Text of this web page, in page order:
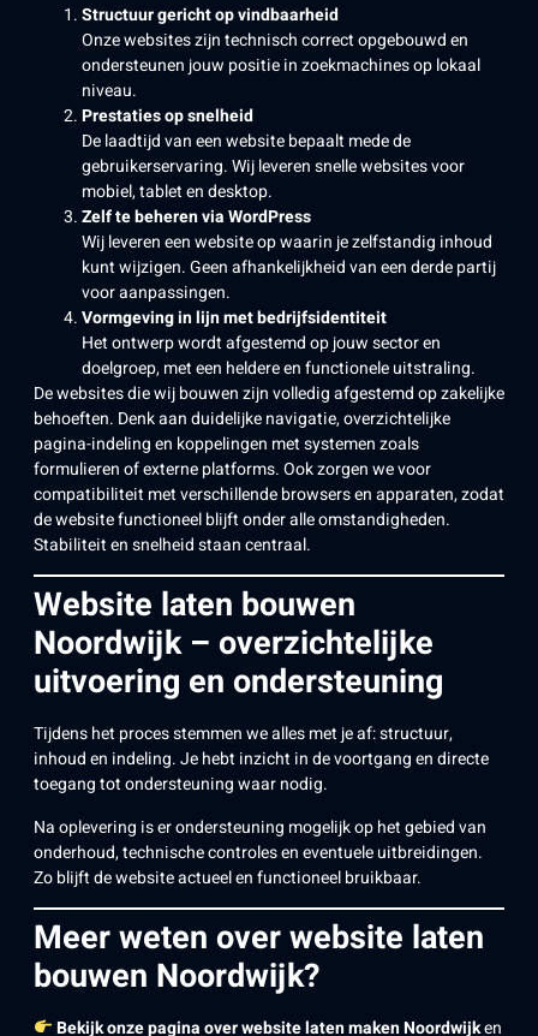
Structuur gericht op vindbaarheid
Onze websites zijn technisch correct opgebouwd en
ondersteunen jouw positie in zoekmachines op lokaal
niveau.
Prestaties op snelheid
De laadtijd van een website bepaalt mede de
gebruikerservaring. Wij leveren snelle websites voor
mobiel, tablet en desktop.
Zelf te beheren via WordPress
Wij leveren een website op waarin je zelfstandig inhoud
kunt wijzigen. Geen afhankelijkheid van een derde partij
voor aanpassingen.
Vormgeving in lijn met bedrijfsidentiteit
Het ontwerp wordt afgestemd op jouw sector en
doelgroep, met een heldere en functionele uitstraling.
De websites die wij bouwen zijn volledig afgestemd op zakelijke
behoeften. Denk aan duidelijke navigatie, overzichtelijke
pagina-indeling en koppelingen met systemen zoals
formulieren of externe platforms. Ook zorgen we voor
compatibiliteit met verschillende browsers en apparaten, zodat
de website functioneel blijft onder alle omstandigheden.
Stabiliteit en snelheid staan centraal.
Website laten bouwen
Noordwijk – overzichtelijke
uitvoering en ondersteuning
Tijdens het proces stemmen we alles met je af: structuur,
inhoud en indeling. Je hebt inzicht in de voortgang en directe
toegang tot ondersteuning waar nodig.
Na oplevering is er ondersteuning mogelijk op het gebied van
onderhoud, technische controles en eventuele uitbreidingen.
Zo blijft de website actueel en functioneel bruikbaar.
Meer weten over website laten
bouwen Noordwijk?
Bekijk onze pagina over website laten maken Noordwijken